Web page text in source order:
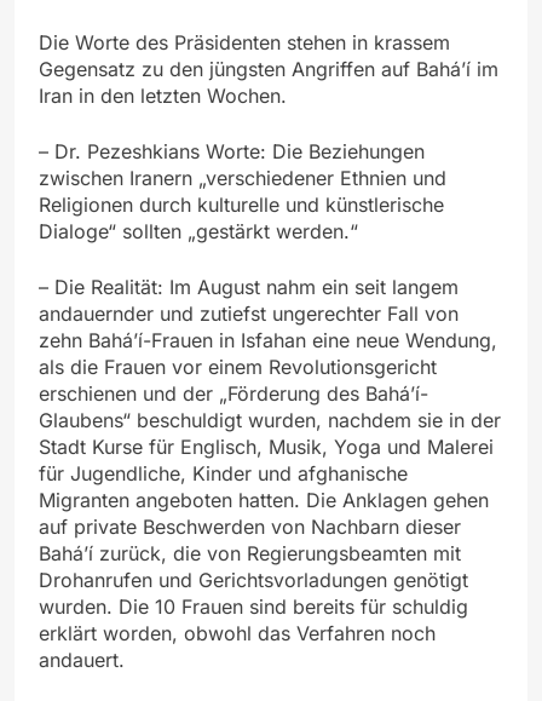
Die Worte des Präsidenten stehen in krassem
Gegensatz zu den jüngsten Angriffen auf Bahá’í im
Iran in den letzten Wochen.
– Dr. Pezeshkians Worte: Die Beziehungen
zwischen Iranern „verschiedener Ethnien und
Religionen durch kulturelle und künstlerische
Dialoge“ sollten „gestärkt werden.“
– Die Realität: Im August nahm ein seit langem
andauernder und zutiefst ungerechter Fall von
zehn Bahá’í-Frauen in Isfahan eine neue Wendung,
als die Frauen vor einem Revolutionsgericht
erschienen und der „Förderung des Bahá’í-
Glaubens“ beschuldigt wurden, nachdem sie in der
Stadt Kurse für Englisch, Musik, Yoga und Malerei
für Jugendliche, Kinder und afghanische
Migranten angeboten hatten. Die Anklagen gehen
auf private Beschwerden von Nachbarn dieser
Bahá’í zurück, die von Regierungsbeamten mit
Drohanrufen und Gerichtsvorladungen genötigt
wurden. Die 10 Frauen sind bereits für schuldig
erklärt worden, obwohl das Verfahren noch
andauert.